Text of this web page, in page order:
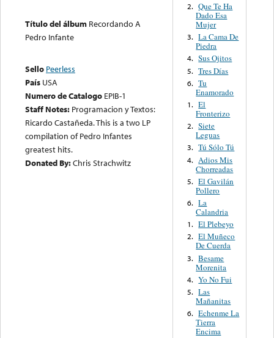
Título del álbum Recordando A
Pedro Infante
Sello Peerless
País USA
Numero de Catalogo EPIB-1
Staff Notes: Programacion y Textos:
Ricardo Castañeda. This is a two LP
compilation of Pedro Infantes
greatest hits.
Donated By:Chris Strachwitz
2. Que Te Ha
Dado Esa
Mujer
3. La Cama De
Piedra
4. Sus Ojitos
5. Tres Días
6. Tu
Enamorado
1. El
Fronterizo
2. Siete
Leguas
3. Tú Sólo Tú
4. Adios Mis
Chorreadas
5. El Gavilán
Pollero
6. La
Calandria
1. El Plebeyo
2. El Muñeco
De Cuerda
3. Besame
Morenita
4. Yo No Fui
5. Las
Mañanitas
6. Echenme La
Tierra
Encima